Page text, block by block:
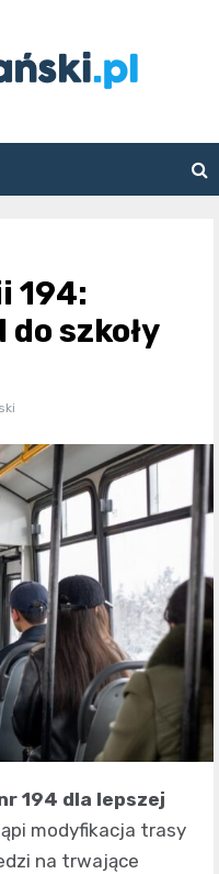
194:
szkoły
194 dla lepszej
modyfikacja trasy
na trwające